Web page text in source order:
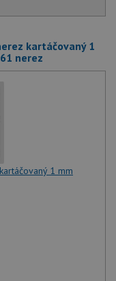
kartáčovaný 1
nerez
1 mm